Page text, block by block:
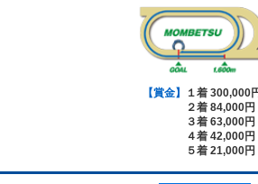
【賞金】
１着 300,000
２着 84,000円
３着 63,000円
４着 42,000円
５着 21,000円